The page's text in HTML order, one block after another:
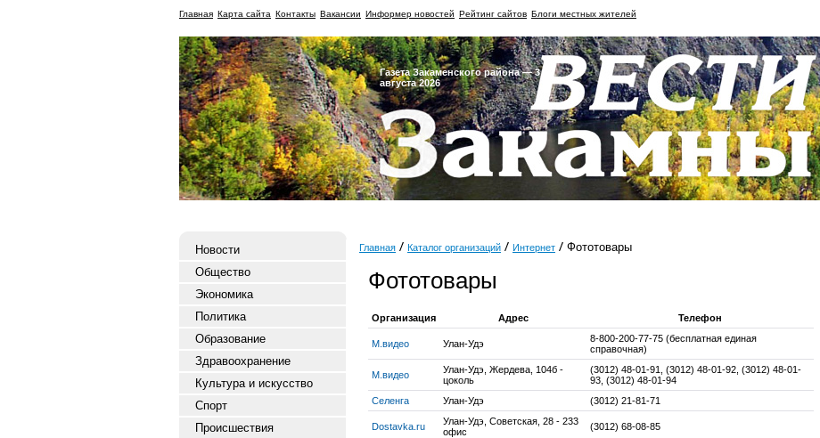
Главная Карта сайта Контакты Вакансии Информер новостей Рейтинг сайтов Блоги местных жителей
Газета Закаменского района — 3
августа 2026
Новости
Общество
Экономика
Политика
Образование
Здравоохранение
Культура и искусство
Спорт
Происшествия
Главная Каталог организаций Интернет Фототовары
Фототовары
Организация Адрес Телефон
М.видео Улан-Удэ
8-800-200-77-75 (бесплатная единая
справочная)
М.видео
Улан-Удэ, Жердева, 104б -
цоколь
(3012) 48-01-91, (3012) 48-01-92, (3012) 48-01-
93, (3012) 48-01-94
Селенга
Улан-Удэ (3012) 21-81-71
Dostavka.ru
Улан-Удэ, Советская, 28 - 233
офис
(3012) 68-08-85